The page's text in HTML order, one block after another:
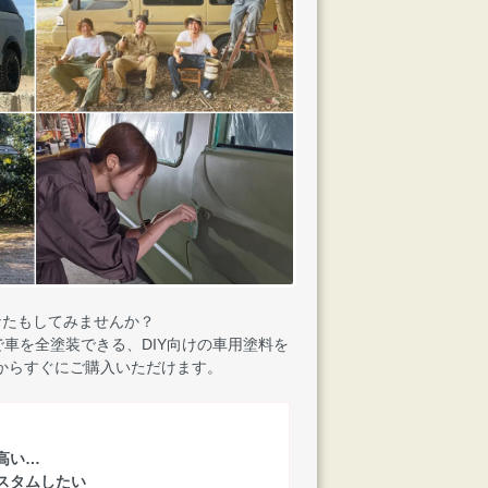
もしてみませんか？
を全塗装できる、DIY向けの車用塗料を
すぐにご購入いただけます。
い…
タムしたい